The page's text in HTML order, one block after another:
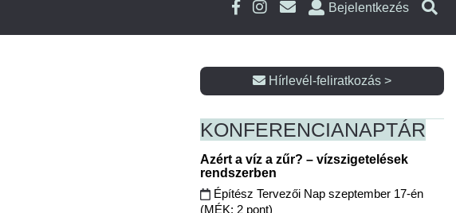
Bejelentkezés
Hírlevél-feliratkozás >
KONFERENCIANAPTÁR
Azért a víz a zűr? – vízszigetelések
rendszerben
Építész Tervezői Nap szeptember 17-én
(MÉK: 2 pont)